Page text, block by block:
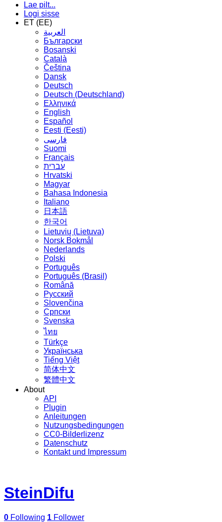
Lae pilt...
Logi sisse
ET (EE)
العربية
Български
Bosanski
Сatalà
Čeština
Dansk
Deutsch
Deutsch (Deutschland)
Ελληνικά
English
Español
Eesti (Eesti)
فارسی
Suomi
Français
עברית
Hrvatski
Magyar
Bahasa Indonesia
Italiano
日本語
한국어
Lietuvių (Lietuva)
‪Norsk Bokmål‬
Nederlands
Polski
Português
Português (Brasil)
Română
Русский
Slovenčina
Српски
Svenska
ไทย
Türkçe
Українська
Tiếng Việt
简体中文
繁體中文
About
API
Plugin
Anleitungen
Nutzungsbedingungen
CC0-Bilderlizenz
Datenschutz
Kontakt und Impressum
SteinDifu
0 Following 1 Follower